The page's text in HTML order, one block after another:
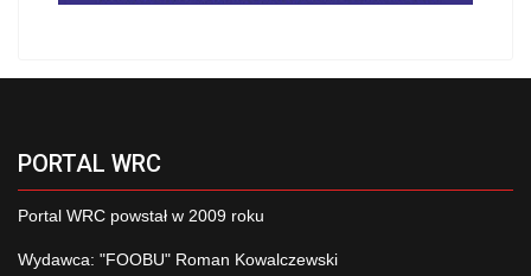
PORTAL WRC
Portal WRC powstał w 2009 roku
Wydawca: "FOOBU" Roman Kowalczewski